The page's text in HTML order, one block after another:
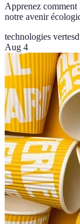
Apprenez comment
notre avenir
technologies vertes
Aug 4